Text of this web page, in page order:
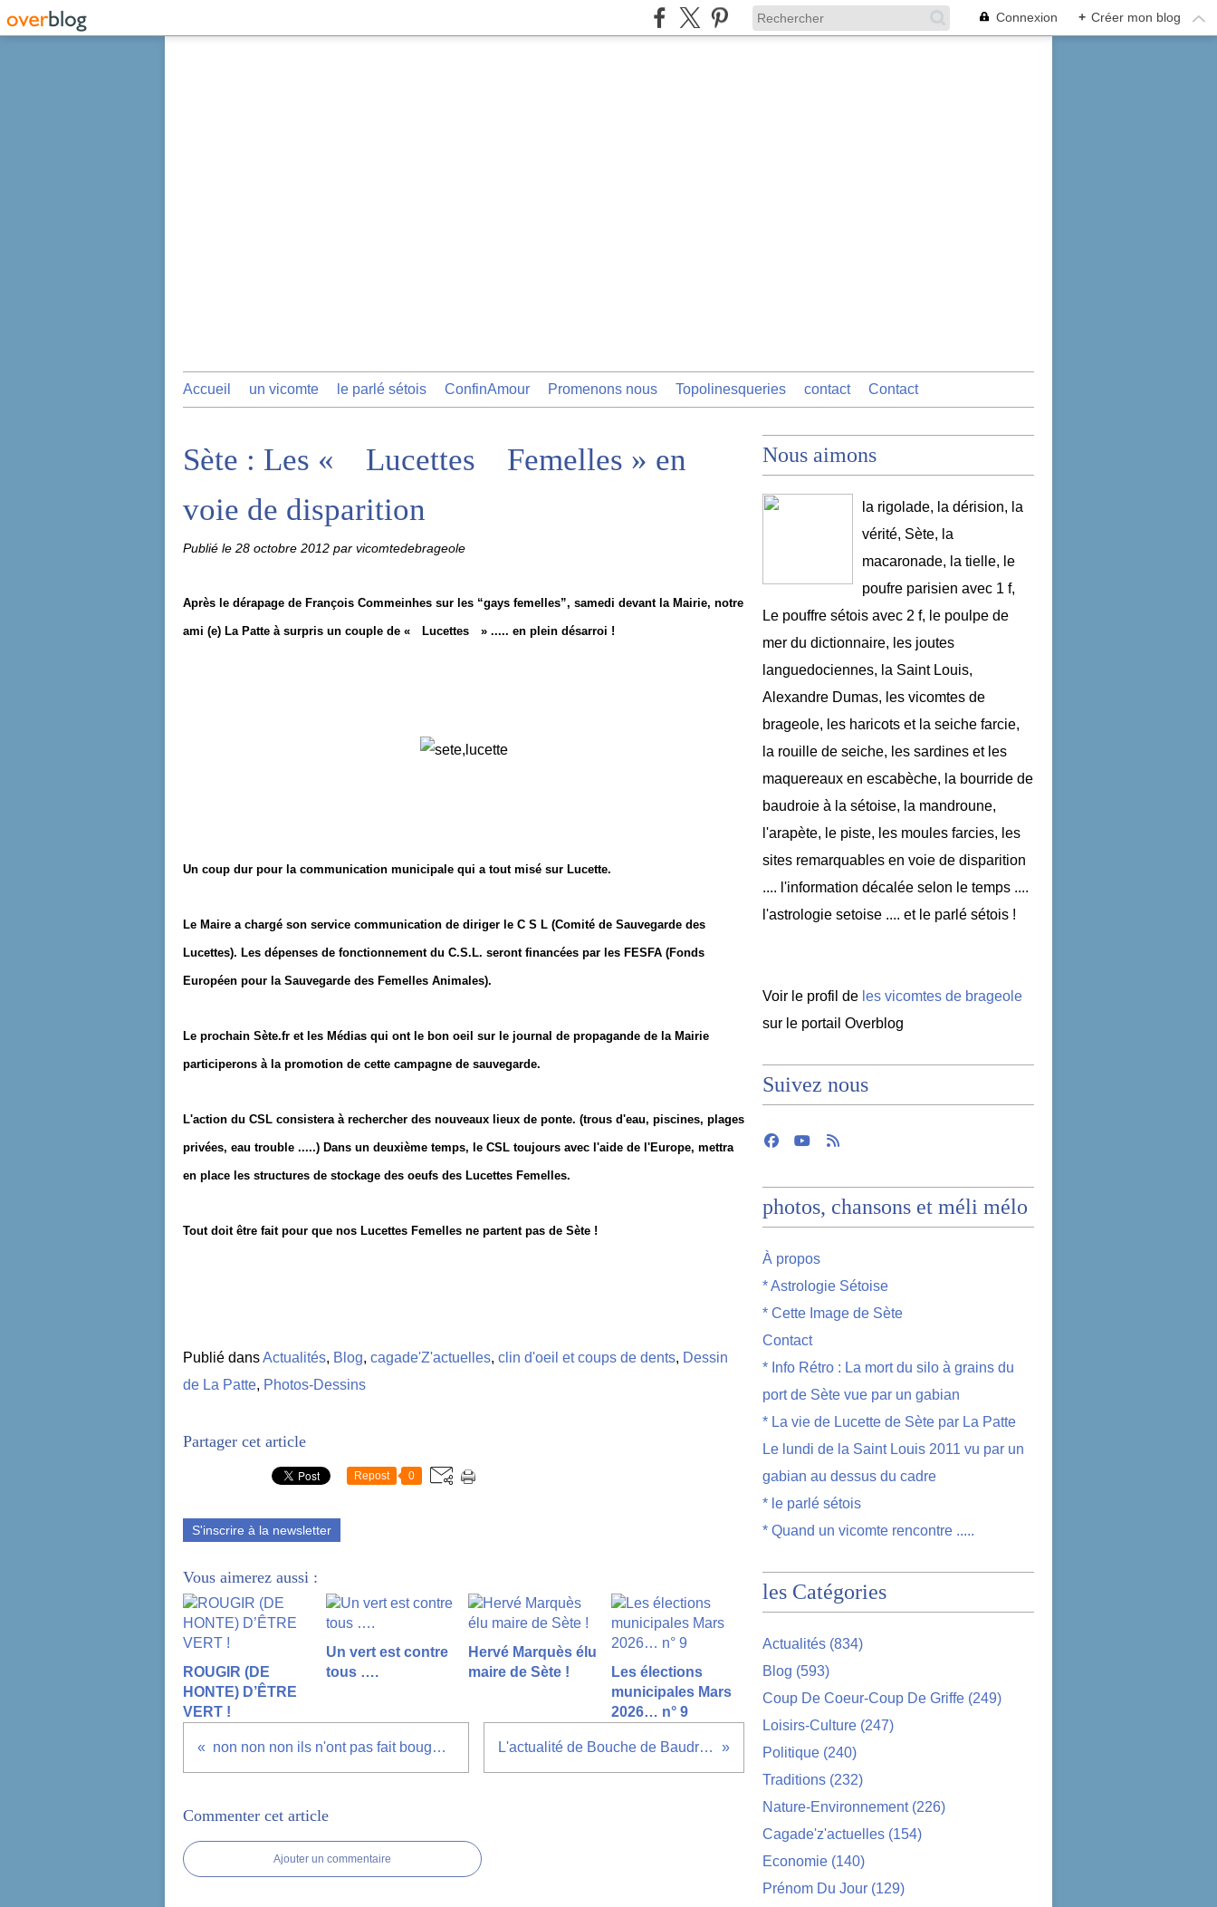
Connexion + Créer mon blog
Accueil un vicomte le parlé sétois ConfinAmour Promenons nous Topolinesqueries contact Contact
Sète : Les « Lucettes Femelles » en
voie de disparition
Publié le 28 octobre 2012 par vicomtedebrageole
Après le dérapage de François Commeinhes sur les “gays femelles”, samedi devant la Mairie, notre
ami (e) La Patte à surpris un couple de « Lucettes » ..... en plein désarroi !
Un coup dur pour la communication municipale qui a tout misé sur Lucette.
Le Maire a chargé son service communication de diriger le C S L (Comité de Sauvegarde des
Lucettes). Les dépenses de fonctionnement du C.S.L. seront financées par les FESFA (Fonds
Européen pour la Sauvegarde des Femelles Animales).
Le prochain Sète.fr et les Médias qui ont le bon oeil sur le journal de propagande de la Mairie
participerons à la promotion de cette campagne de sauvegarde.
L'action du CSL consistera à rechercher des nouveaux lieux de ponte. (trous d'eau, piscines, plages
privées, eau trouble .....) Dans un deuxième temps, le CSL toujours avec l'aide de l'Europe, mettra
en place les structures de stockage des oeufs des Lucettes Femelles.
Tout doit être fait pour que nos Lucettes Femelles ne partent pas de Sète !
Publié dansActualités, Blog, cagade'Z'actuelles, clin d'oeil et coups de dents, Dessin
de La Patte, Photos-Dessins
Partager cet article
Repost 0
S'inscrire à la newsletter
Vous aimerez aussi :
ROUGIR (DE
HONTE) D’ÊTRE
VERT !
Un vert est contre
tous ….
Hervé Marquès élu
maire de Sète !
Les élections
municipales Mars
2026… n° 9
non non non ils n'ont pas fait bouger la ville de Sète L'actualité de Bouche de Baudroie en "quizz" !
Commenter cet article
Ajouter un commentaire
Nous aimons
la rigolade, la dérision, la
vérité, Sète, la
macaronade, la tielle, le
poufre parisien avec 1 f,
Le pouffre sétois avec 2 f, le poulpe de
mer du dictionnaire, les joutes
languedociennes, la Saint Louis,
Alexandre Dumas, les vicomtes de
brageole, les haricots et la seiche farcie,
la rouille de seiche, les sardines et les
maquereaux en escabèche, la bourride de
baudroie à la sétoise, la mandroune,
l'arapète, le piste, les moules farcies, les
sites remarquables en voie de disparition
.... l'information décalée selon le temps ....
l'astrologie setoise .... et le parlé sétois !
Voir le profil de les vicomtes de brageole
sur le portail Overblog
Suivez nous
photos, chansons et méli mélo
À propos
* Astrologie Sétoise
* Cette Image de Sète
Contact
* Info Rétro : La mort du silo à grains du
port de Sète vue par un gabian
* La vie de Lucette de Sète par La Patte
Le lundi de la Saint Louis 2011 vu par un
gabian au dessus du cadre
* le parlé sétois
* Quand un vicomte rencontre .....
les Catégories
Actualités (834)
Blog (593)
Coup De Coeur-Coup De Griffe (249)
Loisirs-Culture (247)
Politique (240)
Traditions (232)
Nature-Environnement(226)
Cagade'z'actuelles (154)
Economie (140)
Prénom Du Jour (129)